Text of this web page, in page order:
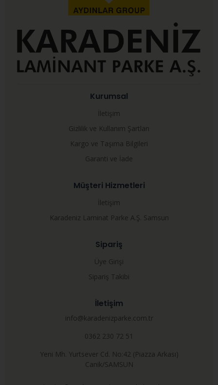
Kurumsal
İletişim
Gizlilik ve Kullanım Şartları
Kargo ve Taşıma Bilgileri
Garanti ve İade
Müşteri Hizmetleri
İletişim
Karadeniz Laminat Parke A.Ş. Samsun
Sipariş
Üye Girişi
Sipariş Takibi
İletişim
info@karadenizparke.com.tr
0362 230 72 51
Yeni Mh. Yurtsever Cd. No:42 (Piazza Arkası)
Canik/SAMSUN